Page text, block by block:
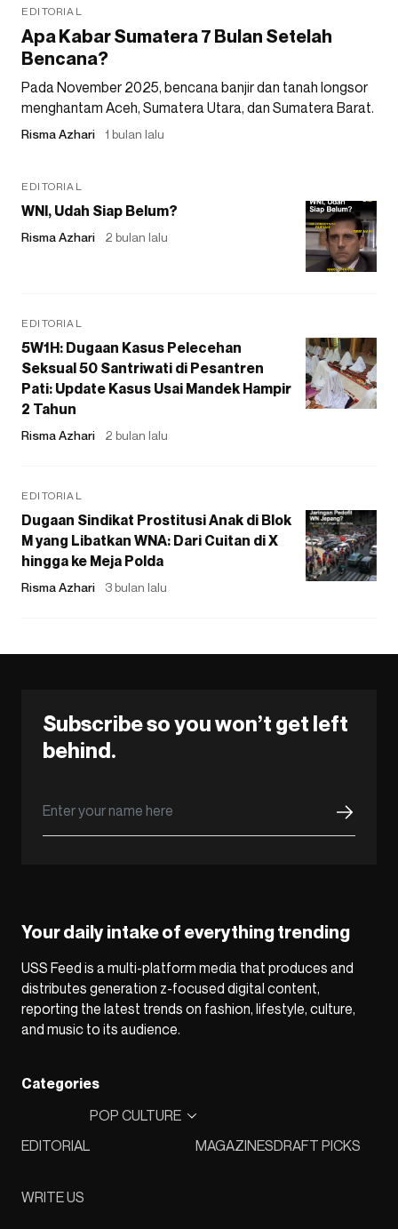
EDITORIAL
Apa Kabar Sumatera 7 Bulan Setelah
Bencana?
Pada November 2025, bencana banjir dan tanah longsor
menghantam Aceh, Sumatera Utara, dan Sumatera Barat.
Risma Azhari 1 bulan lalu
EDITORIAL
WNI, Udah Siap Belum?
Risma Azhari 2 bulan lalu
EDITORIAL
5W1H: Dugaan Kasus Pelecehan
Seksual 50 Santriwati di Pesantren
Pati: Update Kasus Usai Mandek Hampir
2 Tahun
Risma Azhari 2 bulan lalu
EDITORIAL
Dugaan Sindikat Prostitusi Anak di Blok
M yang Libatkan WNA: Dari Cuitan di X
hingga ke Meja Polda
Risma Azhari 3 bulan lalu
Subscribe so you won’t get left
behind.
Your daily intake of everything trending
USS Feed is a multi-platform media that produces and
distributes generation z-focused digital content,
reporting the latest trends on fashion, lifestyle, culture,
and music to its audience.
Categories
EDITORIAL
POP CULTURE
MAGAZINESDRAFT PICKS
WRITE US